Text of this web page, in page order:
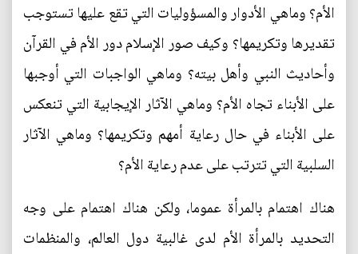
الأم؟ وماهي الأدوار والمسؤوليات التي تقع عليها تستوجب
تقديرها وتكريمها؟ وكيف صور الإسلام دور الأم في القرآن
وأحاديث النبي وأهل بيته؟ وماهي الواجبات التي أوجبها
على الأبناء تجاه الأم؟ وماهي الآثار الإيجابية التي تنعكس
على الأبناء في حال رعاية أمهم وتكريمها؟ وماهي الآثار
السلبية التي تترتب على عدم رعاية الأم؟
هناك اهتمام بالمرأة عموما، ولكن هناك اهتمام على وجه
التحديد بالمرأة الأم لدى غالبية دول العالم، والمنظمات